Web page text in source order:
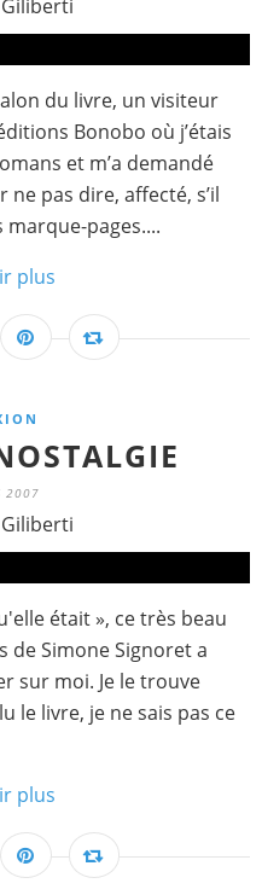
du livre, un visiteur
Bonobo où j’étais
et m’a demandé
pas dire, affecté, s’il
pages....
plus
2007
était », ce très beau
Simone Signoret a
sur moi. Je le trouve
le livre, je ne sais pas ce
plus